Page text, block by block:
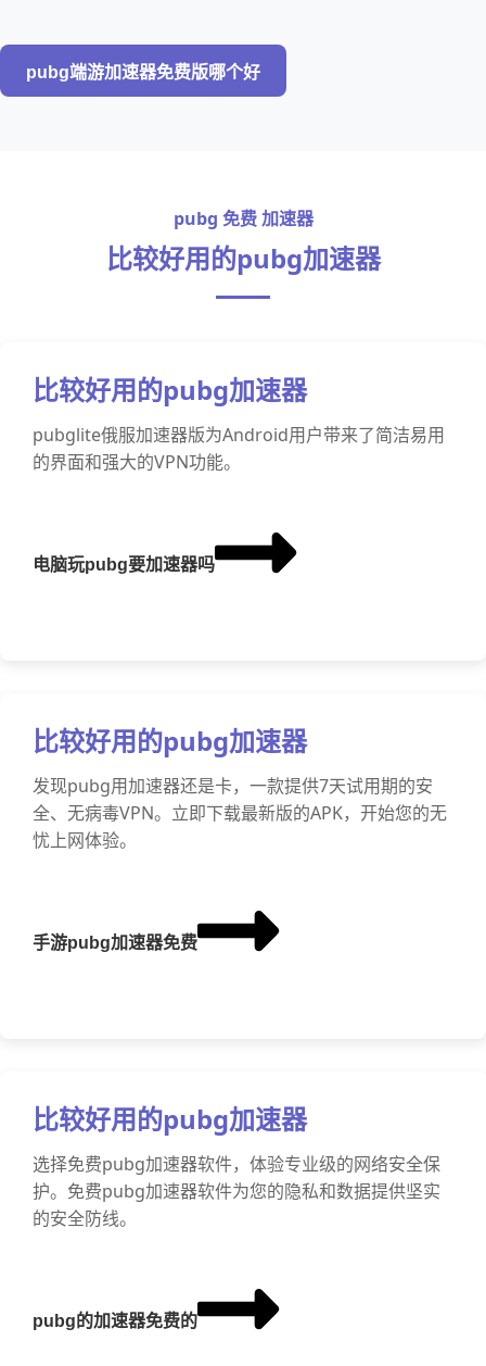
pubg端游加速器免费版哪个好
pubg 免费 加速器
比较好用的pubg加速器
比较好用的pubg加速器
pubglite俄服加速器版为Android用户带来了简洁易用
的界面和强大的VPN功能。
电脑玩pubg要加速器吗
比较好用的pubg加速器
发现pubg用加速器还是卡，一款提供7天试用期的安
全、无病毒VPN。立即下载最新版的APK，开始您的无
忧上网体验。
手游pubg加速器免费
比较好用的pubg加速器
选择免费pubg加速器软件，体验专业级的网络安全保
护。免费pubg加速器软件为您的隐私和数据提供坚实
的安全防线。
pubg的加速器免费的